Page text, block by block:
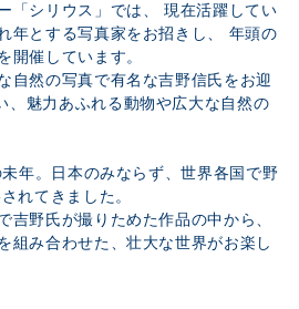
「シリウス」では、 現在活躍してい
年とする写真家をお招きし、 年頭の
開催しています。
自然の写真で有名な吉野信氏をお迎
、魅力あふれる動物や広大な自然の
年。日本のみならず、世界各国で野
れてきました。
吉野氏が撮りためた作品の中から、
組み合わせた、壮大な世界がお楽し